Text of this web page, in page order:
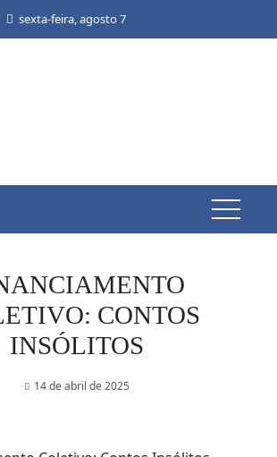
sexta-feira, agosto 7
CONTOS
INSÓLITOS
14 de abril de 2025